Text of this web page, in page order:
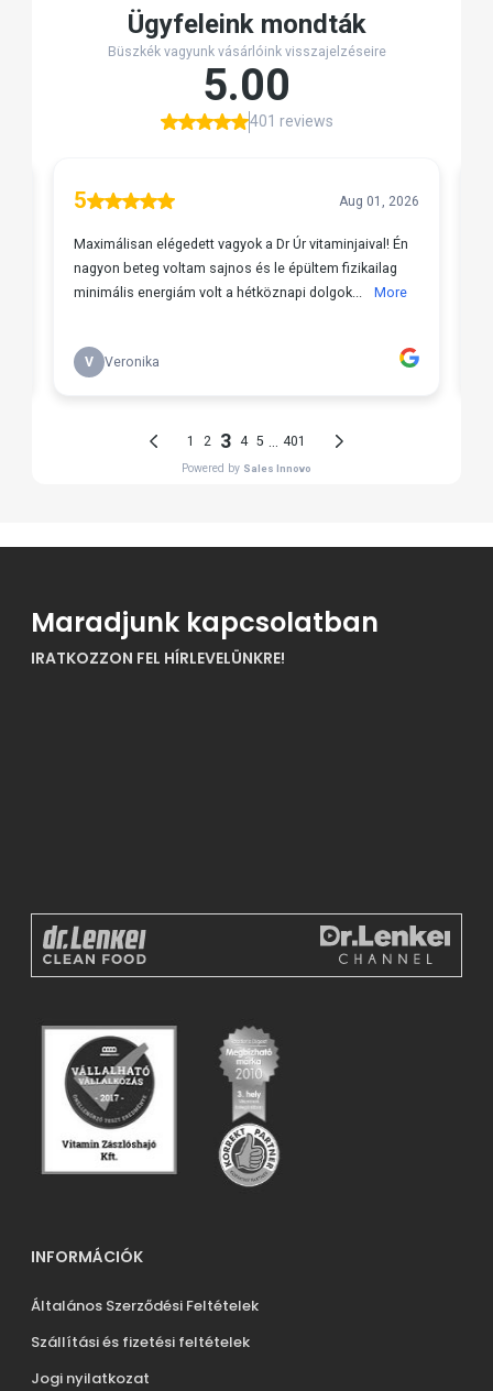
Maradjunk kapcsolatban
IRATKOZZON FEL HÍRLEVELÜNKRE!
INFORMÁCIÓK
Általános Szerződési Feltételek
Szállítási és fizetési feltételek
Jogi nyilatkozat